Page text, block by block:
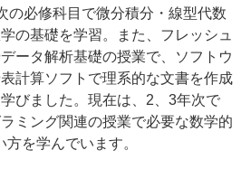
の必修科目で微分積分・線型代数
の基礎を学習。また、フレッシュ
ータ解析基礎の授業で、ソフトウ
計算ソフトで理系的な文書を作成
びました。現在は、2、3年次で
ミング関連の授業で必要な数学的
を学んでいます。